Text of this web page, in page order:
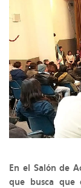
En el Salón de
que busca que